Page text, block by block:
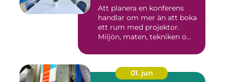
Att planera en konferens
handlar om mer än att boka
ett rum med projektor.
Miljön, maten, tekniken o...
01. jun